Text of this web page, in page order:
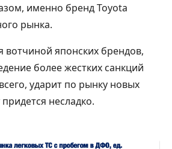
именно бренд Toyota
рынка.
вотчиной японских брендов,
более жестких санкций
ударит по рынку новых
несладко.